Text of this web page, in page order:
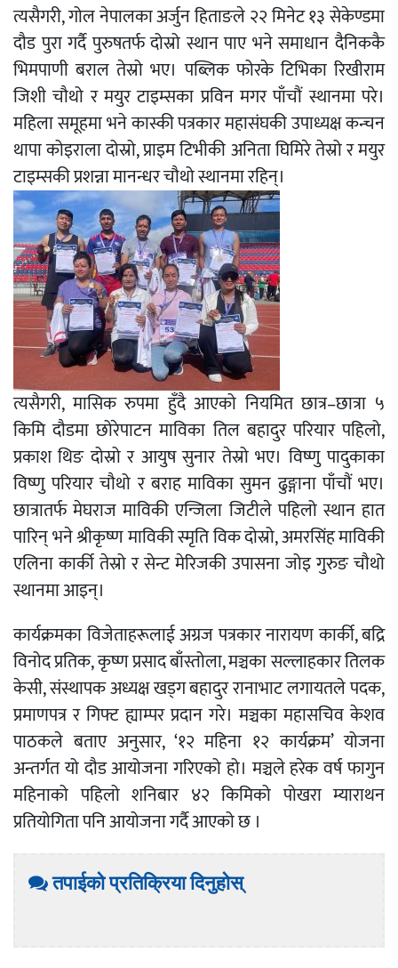
त्यसैगरी, गोल नेपालका अर्जुन हिताङले २२ मिनेट १३ सेकेण्डमा
दौड पुरा गर्दै पुरुषतर्फ दोस्रो स्थान पाए भने समाधान दैनिककै
भिमपाणी बराल तेस्रो भए। पब्लिक फोरके टिभिका रिखीराम
जिशी चौथो र मयुर टाइम्सका प्रविन मगर पाँचौं स्थानमा परे।
महिला समूहमा भने कास्की पत्रकार महासंघकी उपाध्यक्ष कन्चन
थापा कोइराला दोस्रो, प्राइम टिभीकी अनिता घिमिरे तेस्रो र मयुर
टाइम्सकी प्रशन्ना मानन्धर चौथो स्थानमा रहिन्।
त्यसैगरी, मासिक रुपमा हुँदै आएको नियमित छात्र–छात्रा ५
किमि दौडमा छोरेपाटन माविका तिल बहादुर परियार पहिलो,
प्रकाश थिङ दोस्रो र आयुष सुनार तेस्रो भए। विष्णु पादुकाका
विष्णु परियार चौथो र बराह माविका सुमन ढुङ्गाना पाँचौं भए।
छात्रातर्फ मेघराज माविकी एन्जिला जिटीले पहिलो स्थान हात
पारिन् भने श्रीकृष्ण माविकी स्मृति विक दोस्रो, अमरसिंह माविकी
एलिना कार्की तेस्रो र सेन्ट मेरिजकी उपासना जोइ गुरुङ चौथो
स्थानमा आइन्।
कार्यक्रमका विजेताहरूलाई अग्रज पत्रकार नारायण कार्की, बद्रि
विनोद प्रतिक, कृष्ण प्रसाद बाँस्तोला, मञ्चका सल्लाहकार तिलक
केसी, संस्थापक अध्यक्ष खड्ग बहादुर रानाभाट लगायतले पदक,
प्रमाणपत्र र गिफ्ट ह्याम्पर प्रदान गरे। मञ्चका महासचिव केशव
पाठकले बताए अनुसार, ‘१२ महिना १२ कार्यक्रम’ योजना
अन्तर्गत यो दौड आयोजना गरिएको हो। मञ्चले हरेक वर्ष फागुन
महिनाको पहिलो शनिबार ४२ किमिको पोखरा म्याराथन
प्रतियोगिता पनि आयोजना गर्दै आएको छ ।
तपाईको प्रतिक्रिया दिनुहोस्